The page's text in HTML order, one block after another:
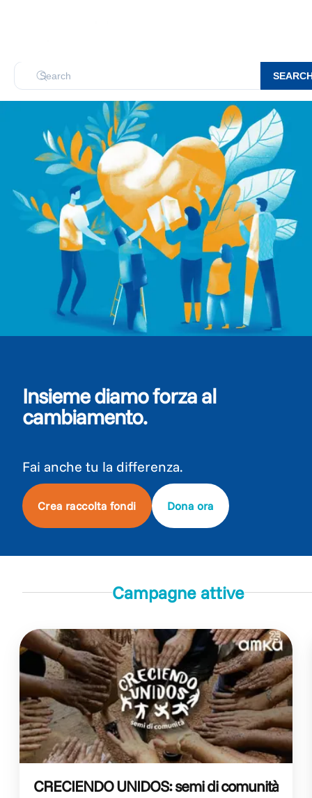
Insieme diamo forza al
cambiamento.
Fai anche tu la differenza.
Crea raccolta fondi Dona ora
Campagne attive
CRECIENDO UNIDOS: semi di comunità